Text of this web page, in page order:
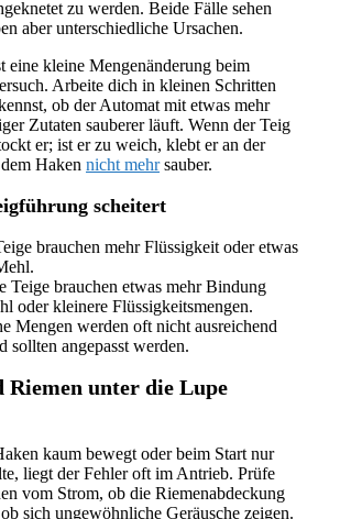
zu werden. Beide Fälle sehen
aber unterschiedliche Ursachen.
eine kleine Mengenänderung beim
Arbeite dich in kleinen Schritten
ob der Automat mit etwas mehr
Zutaten sauberer läuft. Wenn der Teig
er; ist er zu weich, klebt er an der
Haken nicht mehrsauber.
scheitert
brauchen mehr Flüssigkeit oder etwas
Teige brauchen etwas mehr Bindung
oder kleinere Flüssigkeitsmengen.
Mengen werden oft nicht ausreichend
sollten angepasst werden.
Riemen unter die Lupe
kaum bewegt oder beim Start nur
liegt der Fehler oft im Antrieb. Prüfe
vom Strom, ob die Riemenabdeckung
sich ungewöhnliche Geräusche zeigen.